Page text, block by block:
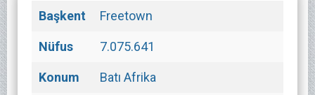
Başkent Freetown
Nüfus 7.075.641
Konum Batı Afrika